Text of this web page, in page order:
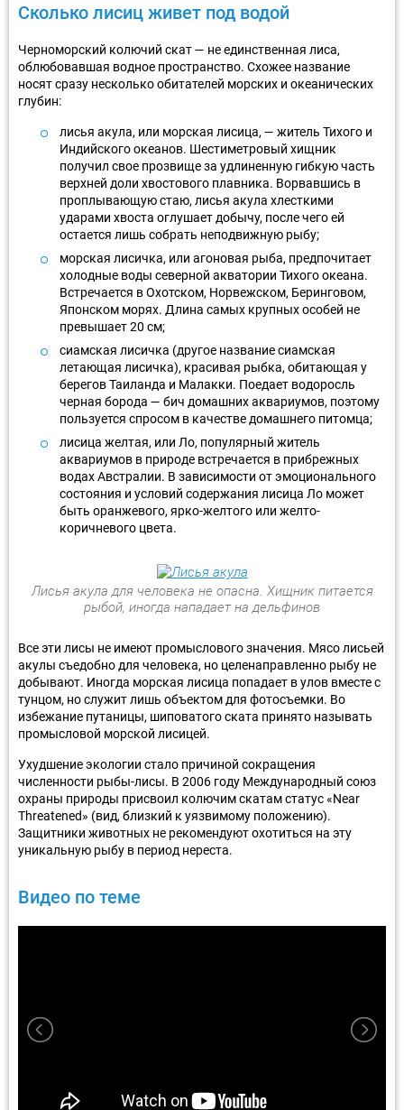
Сколько лисиц живет под водой
Черноморский колючий скат — не единственная лиса,
облюбовавшая водное пространство. Схожее название
носят сразу несколько обитателей морских и океанических
глубин:
лисья акула, или морская лисица, — житель Тихого и
Индийского океанов. Шестиметровый хищник
получил свое прозвище за удлиненную гибкую часть
верхней доли хвостового плавника. Ворвавшись в
проплывающую стаю, лисья акула хлесткими
ударами хвоста оглушает добычу, после чего ей
остается лишь собрать неподвижную рыбу;
морская лисичка, или агоновая рыба, предпочитает
холодные воды северной акватории Тихого океана.
Встречается в Охотском, Норвежском, Беринговом,
Японском морях. Длина самых крупных особей не
превышает 20 см;
сиамская лисичка (другое название сиамская
летающая лисичка), красивая рыбка, обитающая у
берегов Таиланда и Малакки. Поедает водоросль
черная борода — бич домашних аквариумов, поэтому
пользуется спросом в качестве домашнего питомца;
лисица желтая, или Ло, популярный житель
аквариумов в природе встречается в прибрежных
водах Австралии. В зависимости от эмоционального
состояния и условий содержания лисица Ло может
быть оранжевого, ярко-желтого или желто-
коричневого цвета.
Лисья акула для человека не опасна. Хищник питается
рыбой, иногда нападает на дельфинов
Все эти лисы не имеют промыслового значения. Мясо лисьей
акулы съедобно для человека, но целенаправленно рыбу не
добывают. Иногда морская лисица попадает в улов вместе с
тунцом, но служит лишь объектом для фотосъемки. Во
избежание путаницы, шиповатого ската принято называть
промысловой морской лисицей.
Ухудшение экологии стало причиной сокращения
численности рыбы-лисы. В 2006 году Международный союз
охраны природы присвоил колючим скатам статус «Near
Threatened» (вид, близкий к уязвимому положению).
Защитники животных не рекомендуют охотиться на эту
уникальную рыбу в период нереста.
Видео по теме